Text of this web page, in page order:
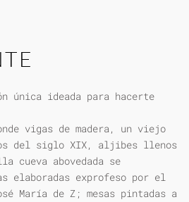
única ideada para hacerte
vigas de madera, un viejo
del siglo XIX, aljibes llenos
cueva abovedada se
elaboradas exprofeso por el
María de Z; mesas pintadas a